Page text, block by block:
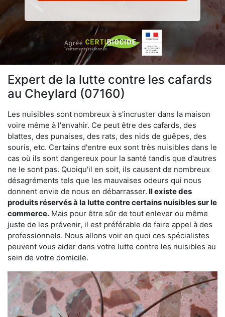
Expert de la lutte contre les cafards
au Cheylard (07160)
Les nuisibles sont nombreux à s'incruster dans la maison
voire même à l'envahir. Ce peut être des cafards, des
blattes, des punaises, des rats, des nids de guêpes, des
souris, etc. Certains d'entre eux sont très nuisibles dans le
cas où ils sont dangereux pour la santé tandis que d'autres
ne le sont pas. Quoiqu'il en soit, ils causent de nombreux
désagréments tels que les mauvaises odeurs qui nous
donnent envie de nous en débarrasser. Il existe des
produits réservés à la lutte contre certains nuisibles sur le
commerce. Mais pour être sûr de tout enlever ou même
juste de les prévenir, il est préférable de faire appel à des
professionnels. Nous allons voir en quoi ces spécialistes
peuvent vous aider dans votre lutte contre les nuisibles au
sein de votre domicile.